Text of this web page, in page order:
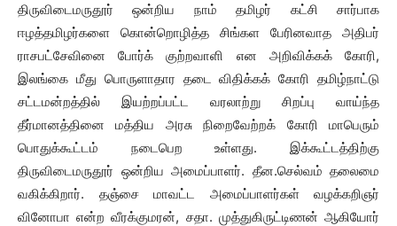
திருவிடைமருதூர் ஒன்றிய நாம் தமிழர் கட்சி சார்பாக
ஈழத்தமிழர்களை கொன்றொழித்த சிங்கள பேரினவாத அதிபர்
ராசபட்சேவினை போர்க் குற்றவாளி என அறிவிக்கக் கோரி,
இலங்கை மீது பொருளாதார தடை விதிக்கக் கோரி தமிழ்நாட்டு
சட்டமன்றத்தில் இயற்றப்பட்ட வரலாற்று சிறப்பு வாய்ந்த
தீர்மானத்தினை மத்திய அரசு நிறைவேற்றக் கோரி மாபெரும்
பொதுக்கூட்டம் நடைபெற உள்ளது. இக்கூட்டத்திற்கு
திருவிடைமருதூர் ஒன்றிய அமைப்பாளர். தீன.செல்வம் தலைமை
வகிக்கிறார். தஞ்சை மாவட்ட அமைப்பாளர்கள் வழக்கறிஞர்
வினோபா என்ற வீரக்குமரன், சதா. முத்துகிருட்டிணன் ஆகியோர்